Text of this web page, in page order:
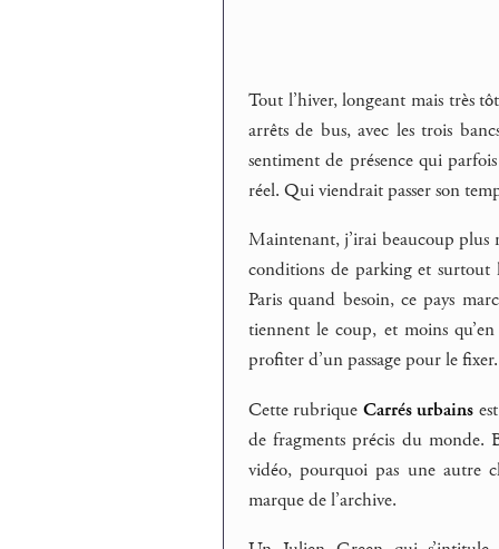
Tout l’hiver, longeant mais très
arrêts de bus, avec les trois
sentiment de présence qui
réel. Qui viendrait passer son
Maintenant, j’irai beaucoup plus
conditions de parking et
Paris quand besoin, ce pays
tiennent le coup, et moins
profiter d’un passage pour le fixer.
Cette rubrique Carrés urbains
de fragments précis du monde.
vidéo, pourquoi pas une autre
marque de l’archive.